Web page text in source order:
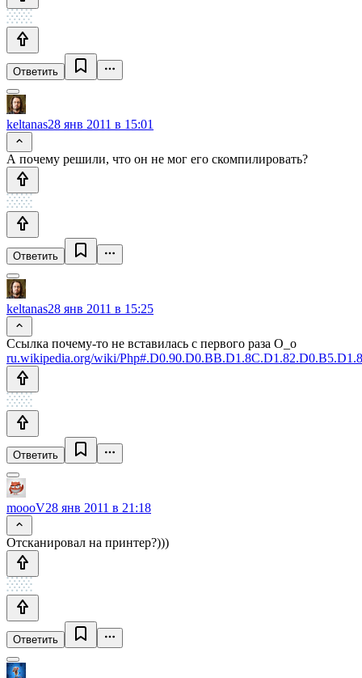
Ответить
keltanas28 янв 2011 в 15:01
А почему решили, что он не мог его скомпилировать?
Ответить
keltanas28 янв 2011 в 15:25
Ссылка почему-то не вставилась с первого раза O_o
ru.wikipedia.org/wiki/
Ответить
moooV28 янв 2011 в 21:18
Отсканировал на принтер?)))
Ответить